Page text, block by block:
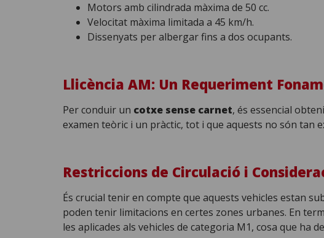
Motors amb cilindrada màxima de 50 cc.
Velocitat màxima limitada a 45 km/h.
Dissenyats per albergar fins a dos ocupants.
Llicència AM: Un Requeriment
Per conduir un cotxe sense carnet, és essencial
examen teòric i un pràctic, tot i que aquests no són tan
Restriccions de Circulació i
És crucial tenir en compte que aquests vehicles estan
poden tenir limitacions en certes zones urbanes. En
les aplicades als vehicles de categoria M1, cosa que